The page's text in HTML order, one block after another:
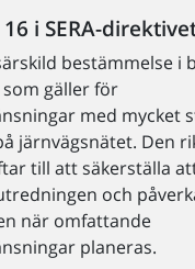
i SERA-
bestämmelse i
som gäller för
med mycket
järnvägsnätet. Den
till att säkerställa
och
när omfattande
planeras.